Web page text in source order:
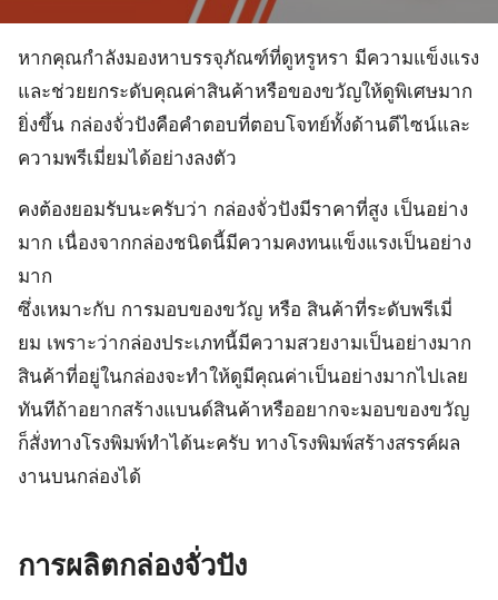
หากคุณกำลังมองหาบรรจุภัณฑ์ที่ดูหรูหรา มีความแข็งแรง
และช่วยยกระดับคุณค่าสินค้าหรือของขวัญให้ดูพิเศษมาก
ยิ่งขึ้น กล่องจั่วปังคือคำตอบที่ตอบโจทย์ทั้งด้านดีไซน์และ
ความพรีเมี่ยมได้อย่างลงตัว
คงต้องยอมรับนะครับว่า กล่องจั่วปังมีราคาที่สูง เป็นอย่าง
มาก เนื่องจากกล่องชนิดนี้มีความคงทนแข็งแรงเป็นอย่าง
มาก
ซึ่งเหมาะกับ การมอบของขวัญ หรือ สินค้าที่ระดับพรีเมี่
ยม เพราะว่ากล่องประเภทนี้มีความสวยงามเป็นอย่างมาก
สินค้าที่อยู่ในกล่องจะทำให้ดูมีคุณค่าเป็นอย่างมากไปเลย
ทันทีถ้าอยากสร้างแบนด์สินค้าหรืออยากจะมอบของขวัญ
ก็สั่งทางโรงพิมพ์ทำได้นะครับ ทางโรงพิมพ์สร้างสรรค์ผล
งานบนกล่องได้
การผลิตกล่องจั่วปัง